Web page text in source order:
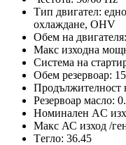
Тип двигател:
охлаждане, OHV
Обем на
Макс изходна
Система на
Обем резервоар:
Продължителност
Резервоар масло:
Номинален AC
Макс АС изход /
Tегло: 36.45